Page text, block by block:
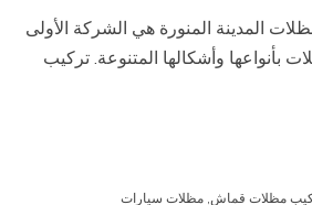
المدينة المنورة هي الشركة الأولى
بأنواعها وأشكالها المتنوعة. تركيب
مظلات قماش مظلات سيارات